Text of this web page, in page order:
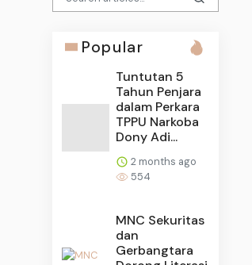
Popular
Tuntutan 5
Tahun Penjara
dalam Perkara
TPPU Narkoba
Dony Adi...
2 months ago
554
MNC Sekuritas
dan
Gerbangtara